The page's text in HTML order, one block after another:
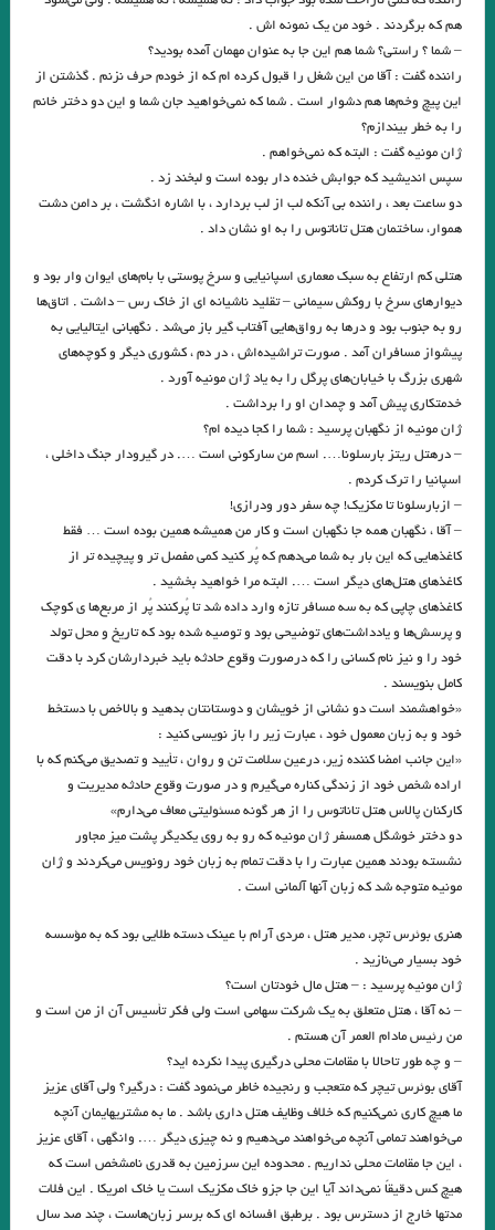
کهن اسطوره ضحاک در ایران (هزاره سوم قبل از میلاد) بیتا مصباح
نقطه‌ی روشن. نویسنده: یاسوناری کاواباتا مترجم: محمد‌رضا قلیچ‌خانی
….و كار…چنان تنگ شده بود كه از تاتار در تاتار ميگريختم
.مرزهای خلاقیت و افسردگی.ترجمه: احسان محمدحسینی
. مروری بر کتاب “ما همه در عصر شکار به سر می‌بریم “‌ فرهاد گوران . محسن
فاتحی
.«آسیب شناسی زبان زنان و مردان: چرا زنان متفاوت تر از مردان سخن می
گویند؟۲» نیما خرم روز
گئورگ تراكل . شب زمستاني. برگردان شاپور احمدي
و هر امتى را پيامبرى است
ابن رشد .بورخس
.بیت من بیت نیست اقلیم است .نجیب محفوظ
.نگاهی به کتاب “اینجا نیروی جاذبه کمتر است” رُزا جمالی/ پرویز حسینی
هیچ اگر سایه پذیرد منم آن سایهٔ هیچ که مرا نام نه در دفتر اشیا شنوند.
.تأثیرات روانی هجوم مغول بر جامعه قرن هفتم، با نگاهی به نفثـۃ المصدور
.احمد_شاملو
گیس بانو برایت کهری چیده ام ✍ :ضیا رشوند
پیرامونِ مفهومِ پلی‌فونی یا چند صدایی در ادبیات، آرش سیفی
شباهت‌های سبکی شعر شاملو و نثر تاریخ بیهقی . نویسندگان : احمد خاتمی،
مصطفی ملک‌پائین
خرید اینترنتی کتاب هم دیوار نوشته میترا داور – دوزبانه : فارسی المانی –
ترجمه المانی کتاب : پویان میرچی
هم که برگردند . خود من یک نمونه اش .
– شما ؟ راستی؟ شما هم این جا به عنوان مهمان آمده بودید؟
راننده گفت : آقا من این شغل را قبول کرده ام که از خودم حرف نزنم . گذشتن از
این پیچ وخم‌ها هم دشوار است . شما که نمی‌خواهید جان شما و این دو دختر خانم
را به خطر بیندازم؟
ژان مونیه گفت : البته که نمی‌خواهم .
سپس اندیشید که جوابش خنده دار بوده است و لبخند زد .
دو ساعت بعد ، راننده بی آنکه لب از لب بردارد ، با اشاره انگشت ، بر دامن دشت
هموار، ساختمان هتل تاناتوس را به او نشان داد .
هتلی کم ارتفاع به سبک معماری اسپانیایی و سرخ پوستی با بام‌های ایوان وار بود و
دیوارهای سرخ با روکش سیمانی – تقلید ناشیانه ای از خاک رس – داشت . اتاق‌ها
رو به جنوب بود و درها به رواق‌هایی آفتاب گیر باز می‌شد . نگهبانی ایتالیایی به
پیشواز مسافران آمد . صورت تراشیده‌اش ، در دم ، کشوری دیگر و کوچه‌های
شهری بزرگ با خیابان‌های پرگل را به یاد ژان مونیه آورد .
خدمتکاری پیش آمد و چمدان او را برداشت .
ژان مونیه از نگهبان پرسید : شما را کجا دیده ام؟
– درهتل ریتز بارسلونا…. اسم من سارکونی است …. در گیرودار جنگ داخلی ،
اسپانیا را ترک کردم .
– ازبارسلونا تا مکزیک! چه سفر دور ودرازی!
– آقا ، نگهبان همه جا نگهبان است و کار من همیشه همین بوده است … فقط
کاغذهایی که این بار به شما می‌دهم که پُر کنید کمی ‌مفصل تر و پیچیده تر از
کاغذهای هتل‌های دیگر است …. البته مرا خواهید بخشید .
کاغذهای چاپی که به سه مسافر تازه وارد داده شد تا پُرکنند پُر از مربع‌ها ی کوچک
و پرسش‌ها و یادداشت‌های توضیحی بود و توصیه شده بود که تاریخ و محل تولد
خود را و نیز نام کسانی را که درصورت وقوع حادثه باید خبردارشان کرد با دقت
کامل بنویسند .
«خواهشمند است دو نشانی از خویشان و دوستانتان بدهید و بالاخص با دستخط
خود و به زبان معمول خود ، عبارت زیر را باز نویسی کنید :
«این جانب امضا کننده زیر، درعین سلامت تن و روان ، تأیید و تصدیق می‌کنم که با
اراده شخص خود از زندگی کناره می‌گیرم و در صورت وقوع حادثه مدیریت و
کارکنان پالاس هتل تاناتوس را از هر گونه مسئولیتی معاف می‌دارم»
دو دختر خوشگل همسفر ژان مونیه که رو به روی یکدیگر پشت میز مجاور
نشسته بودند همین عبارت را با دقت تمام به زبان خود رونویس می‌کردند و ژان
مونیه متوجه شد که زبان آنها آلمانی است .
هنری بوئرس تچر، مدیر هتل ، مردی آرام با عینک دسته طلایی بود که به مؤسسه
خود بسیار می‌نازید .
ژان مونیه پرسید : – هتل مال خودتان است؟
– نه آقا ، هتل متعلق به یک شرکت سهامی ‌است ولی فکر تأسیس آن از من است و
من رئیس مادام العمر آن هستم .
– و چه طور تاحالا با مقامات محلی درگیری پیدا نکرده اید؟
آقای بوئرس تیچر که متعجب و رنجیده خاطر می‌نمود گفت : درگیر؟ ولی آقای عزیز
ما هیچ کاری نمی‌کنیم که خلاف وظایف هتل داری باشد . ما به مشتریهایمان آنچه
می‌خواهند تمامی‌ آنچه می‌خواهند می‌دهیم و نه چیزی دیگر …. وانگهی ، آقای عزیز
، این جا مقامات محلی نداریم . محدوده این سرزمین به قدری نامشخص است که
هیچ کس دقیقاً نمی‌داند آیا این جا جزو خاک مکزیک است یا خاک امریکا . این فلات
مدتها خارج از دسترس بود . برطبق افسانه ای که برسر زبان‌هاست ، چند صد سال